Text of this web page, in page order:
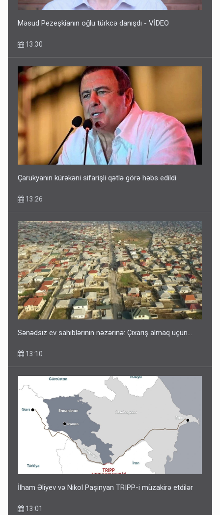
Məsud Pezeşkianın oğlu türkcə danışdı - VİDEO
13:30
Çarukyanın kürəkəni sifarişli qətlə görə həbs edildi
13:26
Sənədsiz ev sahiblərinin nəzərinə: Çıxarış almaq üçün...
13:10
İlham Əliyev və Nikol Paşinyan TRIPP-i müzakirə etdilər
13:01